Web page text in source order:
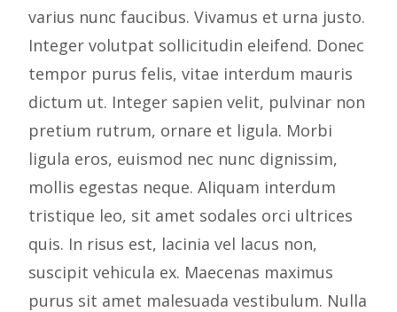
varius nunc faucibus. Vivamus et urna justo.
Integer volutpat sollicitudin eleifend. Donec
tempor purus felis, vitae interdum mauris
dictum ut. Integer sapien velit, pulvinar non
pretium rutrum, ornare et ligula. Morbi
ligula eros, euismod nec nunc dignissim,
mollis egestas neque. Aliquam interdum
tristique leo, sit amet sodales orci ultrices
quis. In risus est, lacinia vel lacus non,
suscipit vehicula ex. Maecenas maximus
purus sit amet malesuada vestibulum. Nulla